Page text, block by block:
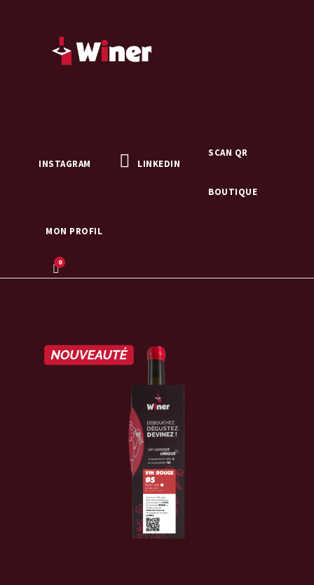
INSTAGRAM LINKEDIN
SCAN QR
BOUTIQUE
MON PROFIL
0